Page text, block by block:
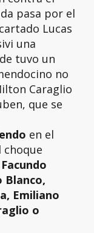
pasa por el
Lucas
una
tuvo un
no
Caraglio
que se
en el
choque
Blanco,
Emiliano
o